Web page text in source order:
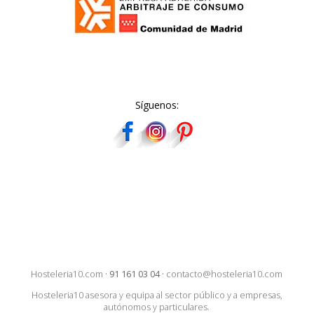
Síguenos:
Hosteleria10.com · 91 161 03 04· contacto@hosteleria10.com
Hosteleria10 asesora y equipa al sector público y a empresas,
autónomos y particulares.